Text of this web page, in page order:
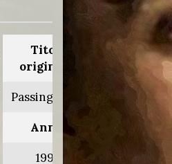
Titolo
originale:
Passing glory
Anno:
1999